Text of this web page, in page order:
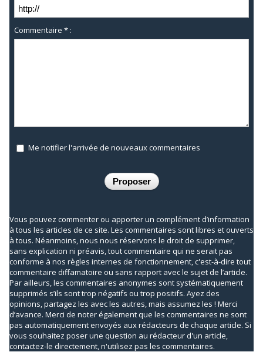
Commentaire * :
Me notifier l'arrivée de nouveaux commentaires
Vous pouvez commenter ou apporter un complément d’information
à tous les articles de ce site. Les commentaires sont libres et ouverts
à tous. Néanmoins, nous nous réservons le droit de supprimer,
sans explication ni préavis, tout commentaire qui ne serait pas
conforme à nos règles internes de fonctionnement, c'est-à-dire tout
commentaire diffamatoire ou sans rapport avec le sujet de l’article.
Par ailleurs, les commentaires anonymes sont systématiquement
supprimés s’ils sont trop négatifs ou trop positifs. Ayez des
opinions, partagez les avec les autres, mais assumez les ! Merci
d’avance. Merci de noter également que les commentaires ne sont
pas automatiquement envoyés aux rédacteurs de chaque article. Si
vous souhaitez poser une question au rédacteur d'un article,
contactez-le directement, n'utilisez pas les commentaires.